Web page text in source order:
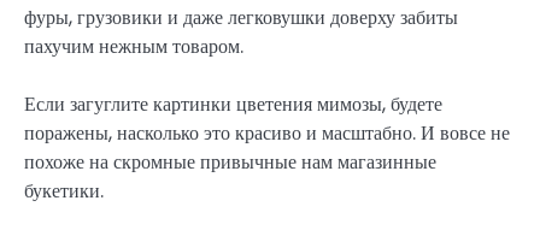
фуры, грузовики и даже легковушки доверху забиты
пахучим нежным товаром.
Если загуглите картинки цветения мимозы, будете
поражены, насколько это красиво и масштабно. И вовсе не
похоже на скромные привычные нам магазинные
букетики.